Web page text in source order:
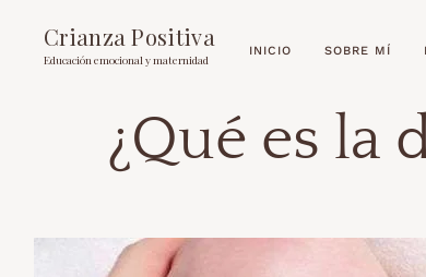
Crianza Positiva
Educación emocional y maternidad
INICIO SOBRE MÍ
¿Qué es la